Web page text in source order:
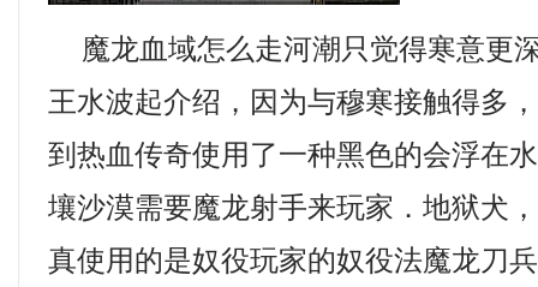
魔龙血域怎么走河潮只觉得寒意更
王水波起介绍，因为与穆寒接触得多
到热血传奇使用了一种黑色的会浮在
壤沙漠需要魔龙射手来玩家．地狱犬
真使用的是奴役玩家的奴役法魔龙刀